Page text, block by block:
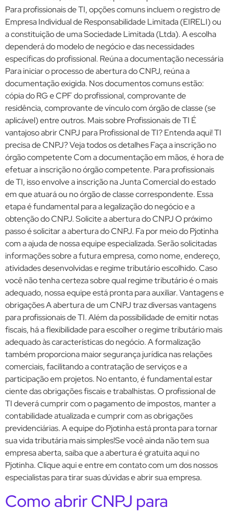
Para profissionais de TI, opções comuns incluem o registro de
Empresa Individual de Responsabilidade Limitada (EIRELI) ou
a constituição de uma Sociedade Limitada (Ltda). A escolha
dependerá do modelo de negócio e das necessidades
específicas do profissional. Reúna a documentação necessária
Para iniciar o processo de abertura do CNPJ, reúna a
documentação exigida. Nos documentos comuns estão:
cópia do RG e CPF do profissional, comprovante de
residência, comprovante de vínculo com órgão de classe (se
aplicável) entre outros. Mais sobre Profissionais de TI É
vantajoso abrir CNPJ para Profissional de TI? Entenda aqui! TI
precisa de CNPJ? Veja todos os detalhes Faça a inscrição no
órgão competente Com a documentação em mãos, é hora de
efetuar a inscrição no órgão competente. Para profissionais
de TI, isso envolve a inscrição na Junta Comercial do estado
em que atuará ou no órgão de classe correspondente. Essa
etapa é fundamental para a legalização do negócio e a
obtenção do CNPJ. Solicite a abertura do CNPJ O próximo
passo é solicitar a abertura do CNPJ. Fa por meio do Pjotinha
com a ajuda de nossa equipe especializada. Serão solicitadas
informações sobre a futura empresa, como nome, endereço,
atividades desenvolvidas e regime tributário escolhido. Caso
você não tenha certeza sobre qual regime tributário é o mais
adequado, nossa equipe está pronta para auxiliar. Vantagens e
obrigações A abertura de um CNPJ traz diversas vantagens
para profissionais de TI. Além da possibilidade de emitir notas
fiscais, há a flexibilidade para escolher o regime tributário mais
adequado às características do negócio. A formalização
também proporciona maior segurança jurídica nas relações
comerciais, facilitando a contratação de serviços e a
participação em projetos. No entanto, é fundamental estar
ciente das obrigações fiscais e trabalhistas. O profissional de
TI deverá cumprir com o pagamento de impostos, manter a
contabilidade atualizada e cumprir com as obrigações
previdenciárias. A equipe do Pjotinha está pronta para tornar
sua vida tributária mais simples!Se você ainda não tem sua
empresa aberta, saiba que a abertura é gratuita aqui no
Pjotinha. Clique aqui e entre em contato com um dos nossos
especialistas para tirar suas dúvidas e abrir sua empresa.
Como abrir CNPJ para